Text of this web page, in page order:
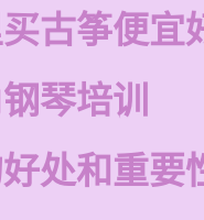
古筝便宜
琴培训
处和重要